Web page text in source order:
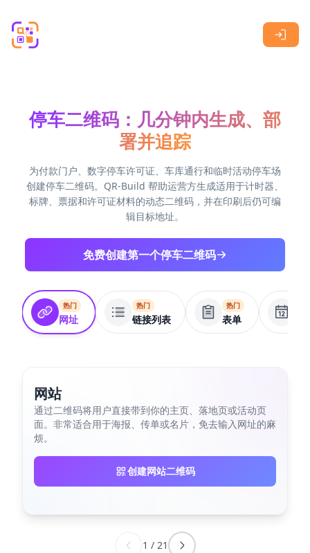
停车二维码：几分钟内生成、部
署并追踪
为付款门户、数字停车许可证、车库通行和临时活动停车场
创建停车二维码。QR-Build 帮助运营方生成适用于计时器、
标牌、票据和许可证材料的动态二维码，并在印刷后仍可编
辑目标地址。
免费创建第一个停车二维码
热门
网址
热门
链接列表
热门
表单
网站
通过二维码将用户直接带到你的主页、落地页或活动页
面。非常适合用于海报、传单或名片，免去输入网址的麻
烦。
创建网站二维码
1 / 21